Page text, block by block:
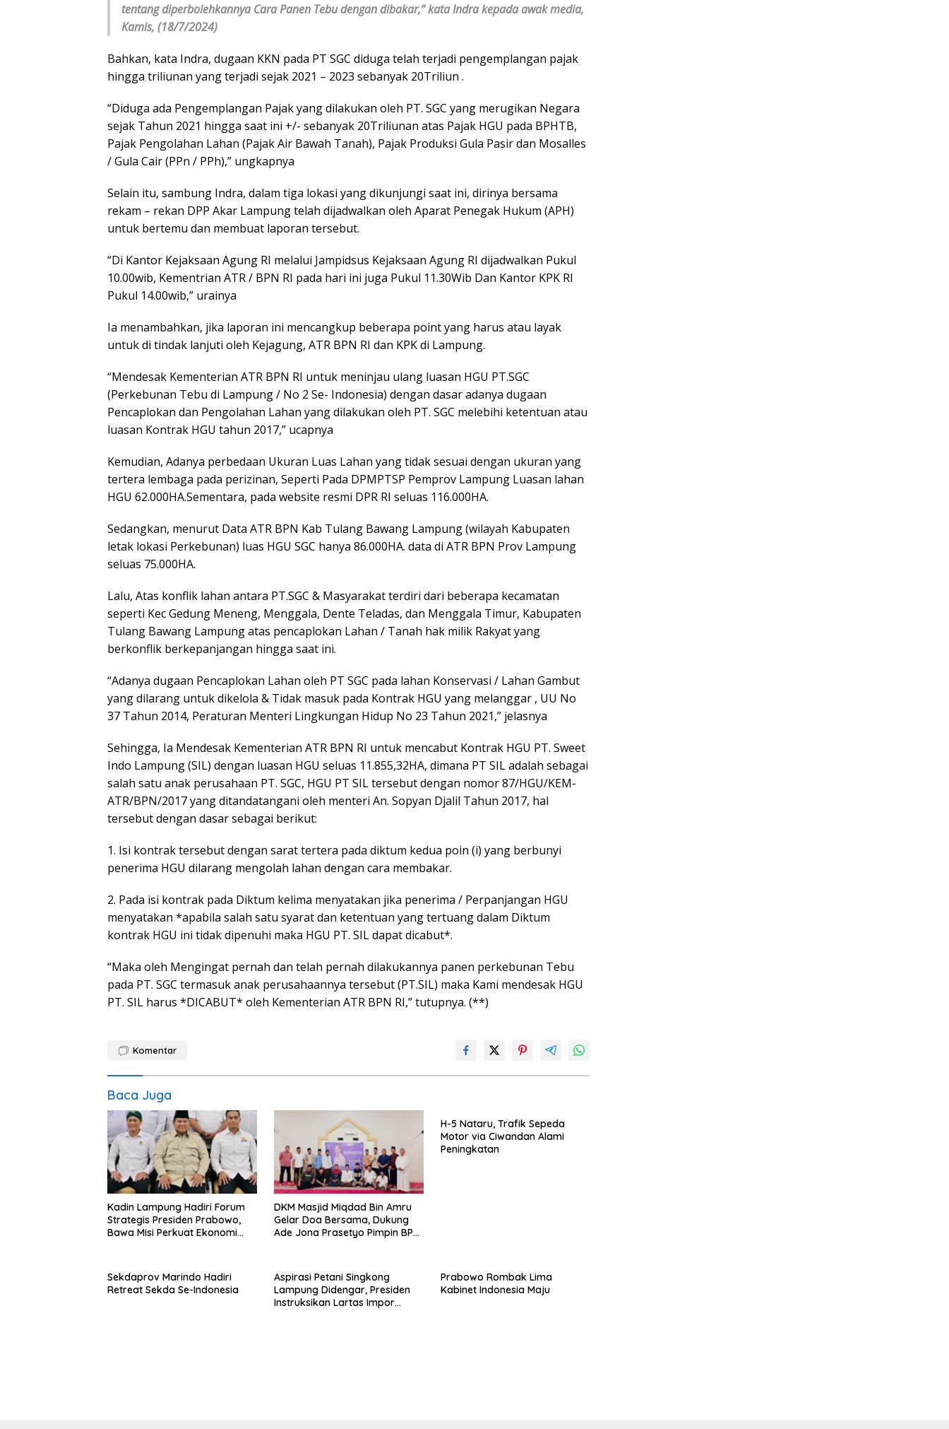
tentang diperbolehkannya Cara Panen Tebu dengan dibakar,” kata Indra kepada awak media,
Kamis, (18/7/2024)
Bahkan, kata Indra, dugaan KKN pada PT SGC diduga telah terjadi pengemplangan pajak
hingga triliunan yang terjadi sejak 2021 – 2023 sebanyak 20Triliun .
“Diduga ada Pengemplangan Pajak yang dilakukan oleh PT. SGC yang merugikan Negara
sejak Tahun 2021 hingga saat ini +/- sebanyak 20Triliunan atas Pajak HGU pada BPHTB,
Pajak Pengolahan Lahan (Pajak Air Bawah Tanah), Pajak Produksi Gula Pasir dan Mosalles
/ Gula Cair (PPn / PPh),” ungkapnya
Selain itu, sambung Indra, dalam tiga lokasi yang dikunjungi saat ini, dirinya bersama
rekam – rekan DPP Akar Lampung telah dijadwalkan oleh Aparat Penegak Hukum (APH)
untuk bertemu dan membuat laporan tersebut.
“Di Kantor Kejaksaan Agung RI melalui Jampidsus Kejaksaan Agung RI dijadwalkan Pukul
10.00wib, Kementrian ATR / BPN RI pada hari ini juga Pukul 11.30Wib Dan Kantor KPK RI
Pukul 14.00wib,” urainya
Ia menambahkan, jika laporan ini mencangkup beberapa point yang harus atau layak
untuk di tindak lanjuti oleh Kejagung, ATR BPN RI dan KPK di Lampung.
“Mendesak Kementerian ATR BPN RI untuk meninjau ulang luasan HGU PT.SGC
(Perkebunan Tebu di Lampung / No 2 Se- Indonesia) dengan dasar adanya dugaan
Pencaplokan dan Pengolahan Lahan yang dilakukan oleh PT. SGC melebihi ketentuan atau
luasan Kontrak HGU tahun 2017,” ucapnya
Kemudian, Adanya perbedaan Ukuran Luas Lahan yang tidak sesuai dengan ukuran yang
tertera lembaga pada perizinan, Seperti Pada DPMPTSP Pemprov Lampung Luasan lahan
HGU 62.000HA.Sementara, pada website resmi DPR RI seluas 116.000HA.
Sedangkan, menurut Data ATR BPN Kab Tulang Bawang Lampung (wilayah Kabupaten
letak lokasi Perkebunan) luas HGU SGC hanya 86.000HA. data di ATR BPN Prov Lampung
seluas 75.000HA.
Lalu, Atas konflik lahan antara PT.SGC & Masyarakat terdiri dari beberapa kecamatan
seperti Kec Gedung Meneng, Menggala, Dente Teladas, dan Menggala Timur, Kabupaten
Tulang Bawang Lampung atas pencaplokan Lahan / Tanah hak milik Rakyat yang
berkonflik berkepanjangan hingga saat ini.
“Adanya dugaan Pencaplokan Lahan oleh PT SGC pada lahan Konservasi / Lahan Gambut
yang dilarang untuk dikelola & Tidak masuk pada Kontrak HGU yang melanggar , UU No
37 Tahun 2014, Peraturan Menteri Lingkungan Hidup No 23 Tahun 2021,” jelasnya
Sehingga, Ia Mendesak Kementerian ATR BPN RI untuk mencabut Kontrak HGU PT. Sweet
Indo Lampung (SIL) dengan luasan HGU seluas 11.855,32HA, dimana PT SIL adalah sebagai
salah satu anak perusahaan PT. SGC, HGU PT SIL tersebut dengan nomor 87/HGU/KEM-
ATR/BPN/2017 yang ditandatangani oleh menteri An. Sopyan Djalil Tahun 2017, hal
tersebut dengan dasar sebagai berikut:
1. Isi kontrak tersebut dengan sarat tertera pada diktum kedua poin (i) yang berbunyi
penerima HGU dilarang mengolah lahan dengan cara membakar.
2. Pada isi kontrak pada Diktum kelima menyatakan jika penerima / Perpanjangan HGU
menyatakan *apabila salah satu syarat dan ketentuan yang tertuang dalam Diktum
kontrak HGU ini tidak dipenuhi maka HGU PT. SIL dapat dicabut*.
“Maka oleh Mengingat pernah dan telah pernah dilakukannya panen perkebunan Tebu
pada PT. SGC termasuk anak perusahaannya tersebut (PT.SIL) maka Kami mendesak HGU
PT. SIL harus *DICABUT* oleh Kementerian ATR BPN RI,” tutupnya. (**)
Komentar
Baca Juga
Kadin Lampung Hadiri Forum
Strategis Presiden Prabowo,
Bawa Misi Perkuat Ekonomi
DKM Masjid Miqdad Bin Amru
Gelar Doa Bersama, Dukung
Ade Jona Prasetyo Pimpin BPP
H-5 Nataru, Trafik Sepeda
Motor via Ciwandan Alami
Peningkatan
Sekdaprov Marindo Hadiri
Retreat Sekda Se-Indonesia
Aspirasi Petani Singkong
Lampung Didengar, Presiden
Instruksikan Lartas Impor
Prabowo Rombak Lima
Kabinet Indonesia Maju